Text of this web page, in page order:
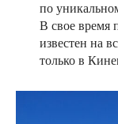
по
В свое время
известен на
только в